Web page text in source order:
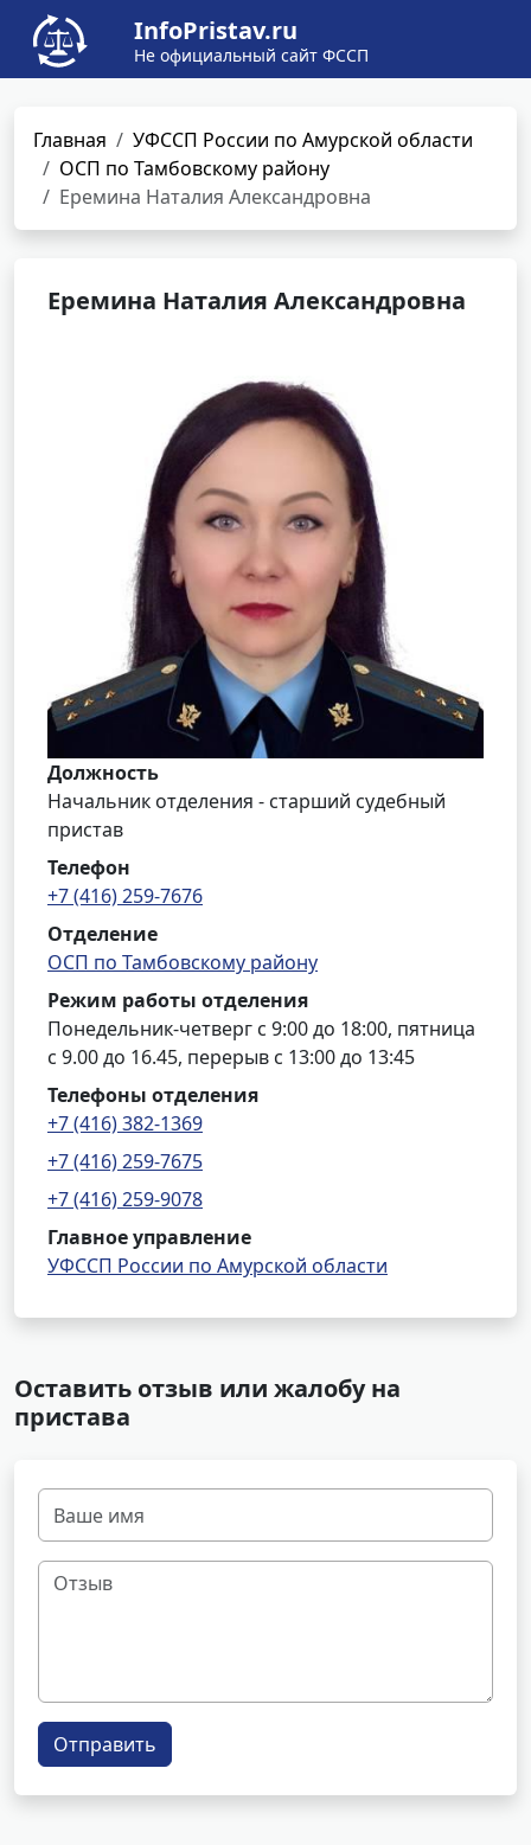
InfoPristav.ru
Не официальный сайт ФССП
Главная
УФССП России по Амурской области
ОСП по Тамбовскому району
Еремина Наталия Александровна
Еремина Наталия Александровна
Должность
Начальник отделения - старший судебный
пристав
Телефон
+7 (416) 259-7676
Отделение
ОСП по Тамбовскому району
Режим работы отделения
Понедельник-четверг с 9:00 до 18:00, пятница
с 9.00 до 16.45, перерыв с 13:00 до 13:45
Телефоны отделения
+7 (416) 382-1369
+7 (416) 259-7675
+7 (416) 259-9078
Главное управление
УФССП России по Амурской области
Оставить отзыв или жалобу на
пристава
Отправить